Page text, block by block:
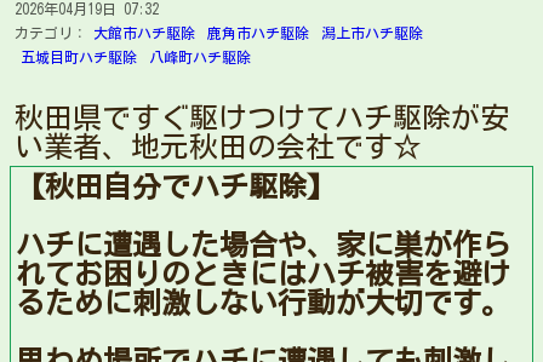
2026年04月19日 07:32
カテゴリ：
大館市ハチ駆除 鹿角市ハチ駆除
潟上市ハチ駆除
五城目町ハチ駆除
八峰町ハチ駆除
秋田県ですぐ駆けつけてハチ駆除が安
い業者、地元秋田の会社です☆
【秋田自分でハチ駆除】
ハチに遭遇した場合や、家に巣が作ら
れてお困りのときにはハチ被害を避け
るために刺激しない行動が大切です。